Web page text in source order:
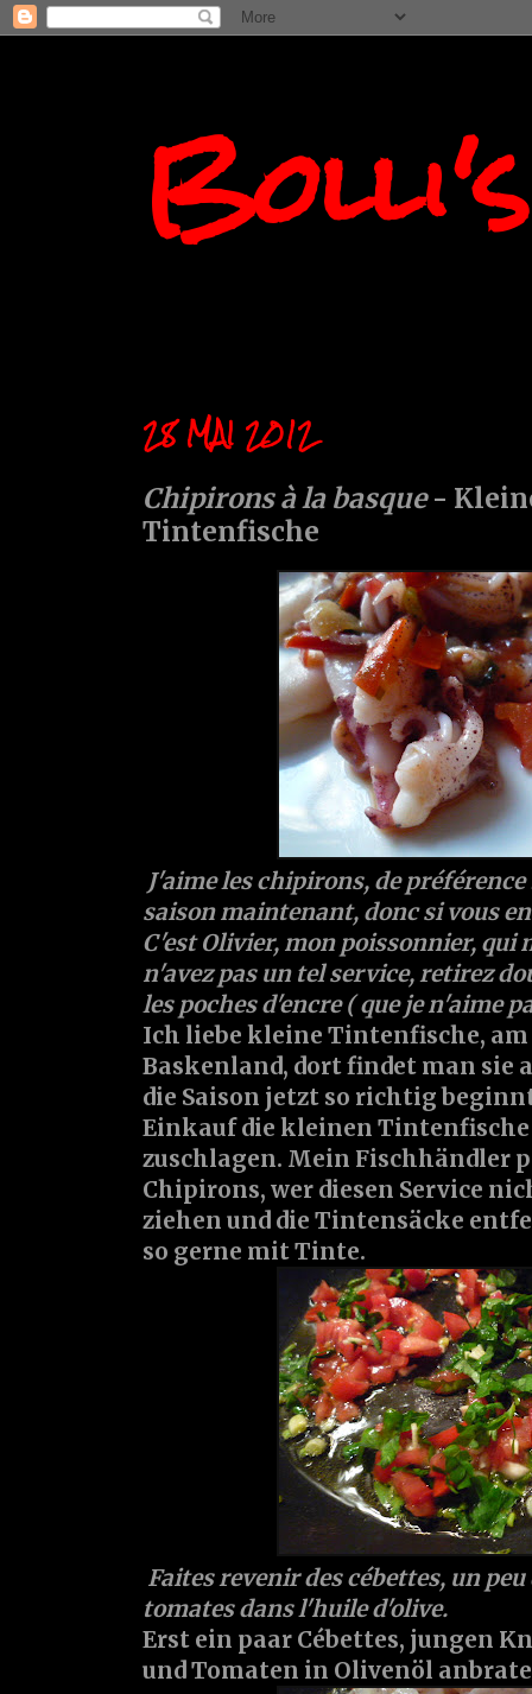
28 MAI 2012
Chipirons à la basque-
Tintenfische
J'aime les chipirons, de préférence
saison maintenant, donc si vous
C'est Olivier, mon poissonnier, qui
n'avez pas un tel service, retirez
les poches d'encre ( que je n'aime
Ich liebe kleine Tintenfische, am
Baskenland, dort findet man sie
die Saison jetzt so richtig
Einkauf die kleinen
zuschlagen. Mein Fischhändler
Chipirons, wer diesen Service
ziehen und die Tintensäcke
so gerne mit Tinte.
Faites revenir des cébettes, un
tomates dans l'huile d'olive.
Erst ein paar Cébettes, jungen
und Tomaten in Olivenöl